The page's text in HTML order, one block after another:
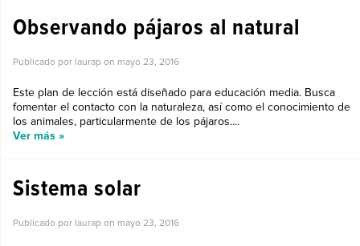
Observando pájaros al natural
Publicado por laurap on mayo 23, 2016
Este plan de lección está diseñado para educación media. Busca
fomentar el contacto con la naturaleza, así como el conocimiento de
los animales, particularmente de los pájaros....
Ver más »
Sistema solar
Publicado por laurap on mayo 23, 2016